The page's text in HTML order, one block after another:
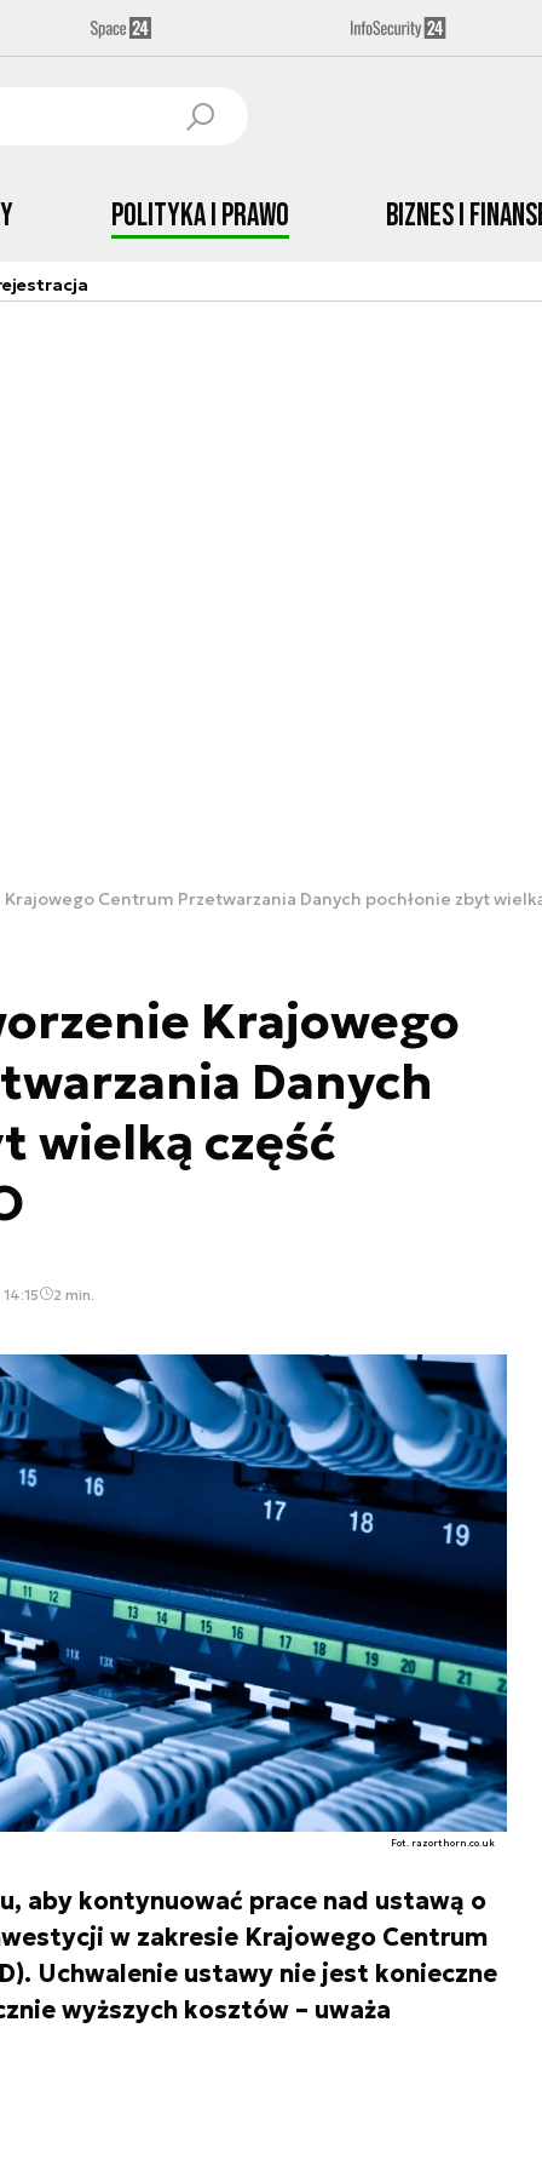
Polityka i prawo Biznes i
Centrum Przetwarzania Danych pochłonie zbyt
Krajowego
Danych
wielką część
2 min.
Fot. razorthorn.co.uk
aby kontynuować prace nad ustawą o
w zakresie Krajowego Centrum
Uchwalenie ustawy nie jest konieczne
wyższych kosztów – uważa